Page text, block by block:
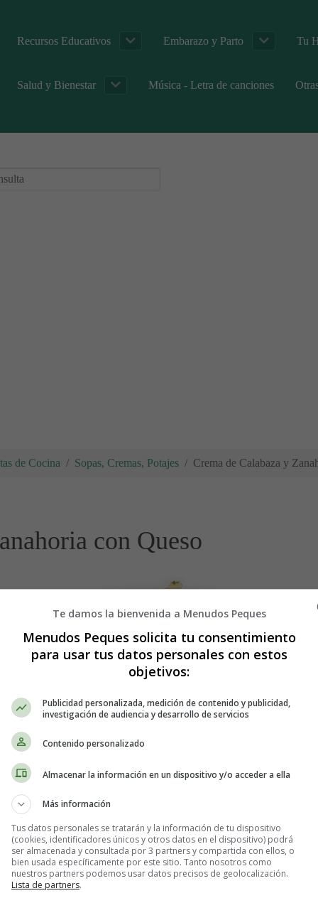
Recursos Educativos Embarazo y Parto Tu
Salud y Bienestar Música - Letra de canciones
de Cocina Sopas, Cremas, Potajes Crema de Calabaza y
con Queso
zanahoria y queso, baja
para lacrema de calabaza,
Te damos la bienvenida a Menudos Peques
Menudos Peques solicita tu consentimiento
para usar tus datos personales con estos
objetivos:
Publicidad personalizada, medición de contenido y publicidad,
investigación de audiencia y desarrollo de servicios
Contenido personalizado
Almacenar la información en un dispositivo y/o acceder a ella
Más información
Tus datos personales se tratarán y la información de tu dispositivo
(cookies, identificadores únicos y otros datos en el dispositivo) podrá
ser almacenada y consultada por 3 partners y compartida con ellos, o
bien usada específicamente por este sitio. Tanto nosotros como
nuestros partners podemos usar datos precisos de geolocalización.
Lista de partners.